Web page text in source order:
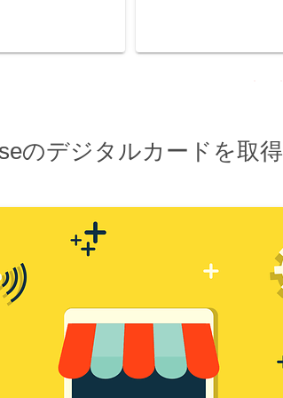
のデジタルカードを取